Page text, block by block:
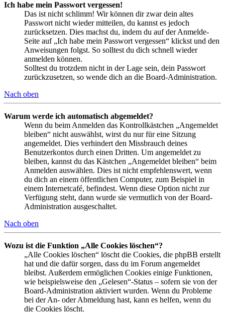
Ich habe mein Passwort vergessen!
Das ist nicht schlimm! Wir können dir zwar dein altes
Passwort nicht wieder mitteilen, du kannst es jedoch
zurücksetzen. Dies machst du, indem du auf der Anmelde-
Seite auf „Ich habe mein Passwort vergessen“ klickst und den
Anweisungen folgst. So solltest du dich schnell wieder
anmelden können.
Solltest du trotzdem nicht in der Lage sein, dein Passwort
zurückzusetzen, so wende dich an die Board-Administration.
Nach oben
Warum werde ich automatisch abgemeldet?
Wenn du beim Anmelden das Kontrollkästchen „Angemeldet
bleiben“ nicht auswählst, wirst du nur für eine Sitzung
angemeldet. Dies verhindert den Missbrauch deines
Benutzerkontos durch einen Dritten. Um angemeldet zu
bleiben, kannst du das Kästchen „Angemeldet bleiben“ beim
Anmelden auswählen. Dies ist nicht empfehlenswert, wenn
du dich an einem öffentlichen Computer, zum Beispiel in
einem Internetcafé, befindest. Wenn diese Option nicht zur
Verfügung steht, dann wurde sie vermutlich von der Board-
Administration ausgeschaltet.
Nach oben
Wozu ist die Funktion „Alle Cookies löschen“?
„Alle Cookies löschen“ löscht die Cookies, die phpBB erstellt
hat und die dafür sorgen, dass du im Forum angemeldet
bleibst. Außerdem ermöglichen Cookies einige Funktionen,
wie beispielsweise den „Gelesen“-Status – sofern sie von der
Board-Administration aktiviert wurden. Wenn du Probleme
bei der An- oder Abmeldung hast, kann es helfen, wenn du
die Cookies löscht.